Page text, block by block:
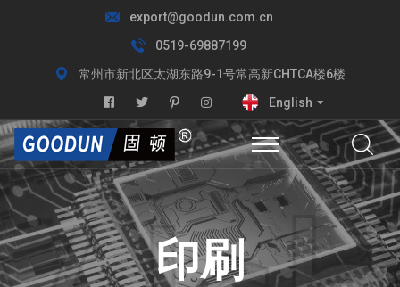
export@goodun.com.cn
0519-69887199
常州市新北区太湖东路9-1号常高新CHTCA楼6楼
English
印刷